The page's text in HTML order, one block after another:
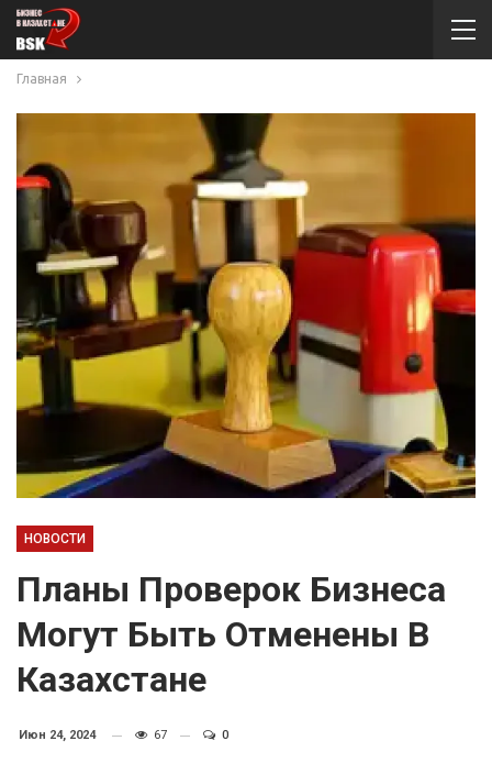
Главная
НОВОСТИ
Планы Проверок Бизнеса
Могут Быть Отменены В
Казахстане
Июн 24, 2024 67 0